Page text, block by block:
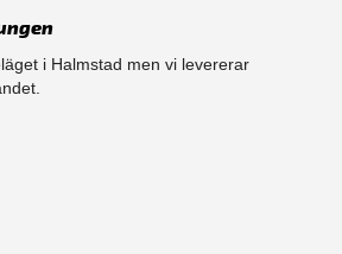
i Halmstad men vi levererar